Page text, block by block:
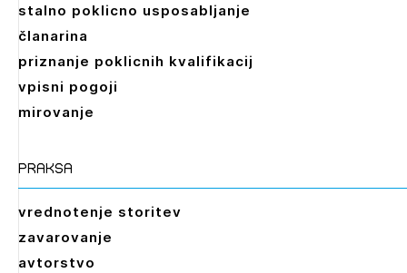
stalno poklicno usposabljanje
članarina
priznanje poklicnih kvalifikacij
vpisni pogoji
mirovanje
praksa
vrednotenje storitev
zavarovanje
avtorstvo